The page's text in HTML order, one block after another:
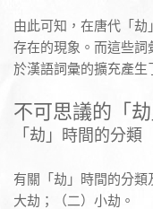
由此可知，在唐代「
存在的現象。而這些
於漢語詞彙的擴充產
不可思議的「
「劫」時間的分類
有關「劫」時間的分
大劫；（二）小劫。